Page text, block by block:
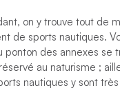
on y trouve tout de
de sports nautiques.
des annexes se
au naturisme ;
nautiques y sont